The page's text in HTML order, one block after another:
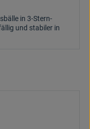
in 3-Stern-
und stabiler in